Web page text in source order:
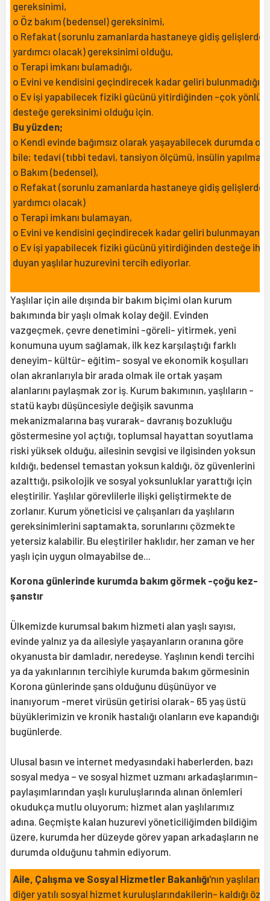
gereksinimi,
o Öz bakım (bedensel) gereksinimi,
o Refakat (sorunlu zamanlarda hastaneye gidiş gelişlerde
yardımcı olacak) gereksinimi olduğu,
o Terapi imkanı bulamadığı,
o Evini ve kendisini geçindirecek kadar geliri bulunmadığı,
o Ev işi yapabilecek fiziki gücünü yitirdiğinden -çok yönlü-
desteğe gereksinimi olduğu için.
Bu yüzden;
o Kendi evinde bağımsız olarak yaşayabilecek durumda
bile; tedavi (tıbbi tedavi, tansiyon ölçümü, insülin yapılması
o Bakım (bedensel),
o Refakat (sorunlu zamanlarda hastaneye gidiş gelişlerde
yardımcı olacak)
o Terapi imkanı bulamayan,
o Evini ve kendisini geçindirecek kadar geliri bulunmayan,
o Ev işi yapabilecek fiziki gücünü yitirdiğinden desteğe
duyan yaşlılar huzurevini tercih ediyorlar.
Yaşlılar için aile dışında bir bakım biçimi olan kurum
bakımında bir yaşlı olmak kolay değil. Evinden
vazgeçmek, çevre denetimini -göreli- yitirmek, yeni
konumuna uyum sağlamak, ilk kez karşılaştığı farklı
deneyim- kültür- eğitim- sosyal ve ekonomik koşulları
olan akranlarıyla bir arada olmak ile ortak yaşam
alanlarını paylaşmak zor iş. Kurum bakımının, yaşlıların -
statü kaybı düşüncesiyle değişik savunma
mekanizmalarına baş vurarak- davranış bozukluğu
göstermesine yol açtığı, toplumsal hayattan soyutlama
riski yüksek olduğu, ailesinin sevgisi ve ilgisinden yoksun
kıldığı, bedensel temastan yoksun kaldığı, öz güvenlerini
azalttığı, psikolojik ve sosyal yoksunluklar yarattığı için
eleştirilir. Yaşlılar görevlilerle ilişki geliştirmekte de
zorlanır. Kurum yöneticisi ve çalışanları da yaşlıların
gereksinimlerini saptamakta, sorunlarını çözmekte
yetersiz kalabilir. Bu eleştiriler haklıdır, her zaman ve her
yaşlı için uygun olmayabilse de...
Korona günlerinde kurumda bakım görmek -çoğu kez-
şanstır
Ülkemizde kurumsal bakım hizmeti alan yaşlı sayısı,
evinde yalnız ya da ailesiyle yaşayanların oranına göre
okyanusta bir damladır, neredeyse. Yaşlının kendi tercihi
ya da yakınlarının tercihiyle kurumda bakım görmesinin
Korona günlerinde şans olduğunu düşünüyor ve
inanıyorum -meret virüsün getirisi olarak- 65 yaş üstü
büyüklerimizin ve kronik hastalığı olanların eve kapandığı
bugünlerde.
Ulusal basın ve internet medyasındaki haberlerden, bazı
sosyal medya – ve sosyal hizmet uzmanı arkadaşlarımın-
paylaşımlarından yaşlı kuruluşlarında alınan önlemleri
okudukça mutlu oluyorum; hizmet alan yaşlılarımız
adına. Geçmişte kalan huzurevi yöneticiliğimden bildiğim
üzere, kurumda her düzeyde görev yapan arkadaşların ne
durumda olduğunu tahmin ediyorum.
Aile, Çalışma ve Sosyal Hizmetler Bakanlığı'nın yaşlıların
diğer yatılı sosyal hizmet kuruluşlarındakilerin- kaldığı